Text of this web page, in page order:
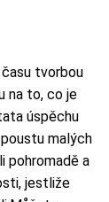
tvorbou
na to, co je
úspěchu
malých
pohromadě a
jestliže